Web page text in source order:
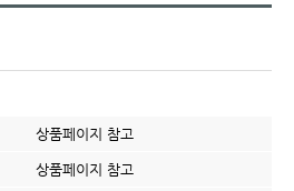
상품페이지 참고
상품페이지 참고